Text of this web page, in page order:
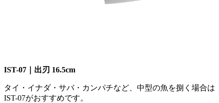
IST-07｜出刃 16.5cm
タイ・イナダ・サバ・カンパチなど、中型の魚を捌く場合は
IST-07がおすすめです。